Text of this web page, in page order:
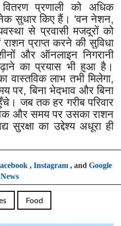
प्रणाली को अधिक
सुधार किए हैं। 'वन नेशन,
से प्रवासी मजदूरों को
प्राप्त करने की सुविधा
और ऑनलाइन निगरानी
का प्रयास भी हुआ है।
वास्तविक लाभ तभी मिलेगा,
पर, बिना भेदभाव और बिना
जब तक हर गरीब परिवार
और समय पर उसका राशन
सुरक्षा का उद्देश्य अधूरा ही
, Instagram, and Google
News
Food